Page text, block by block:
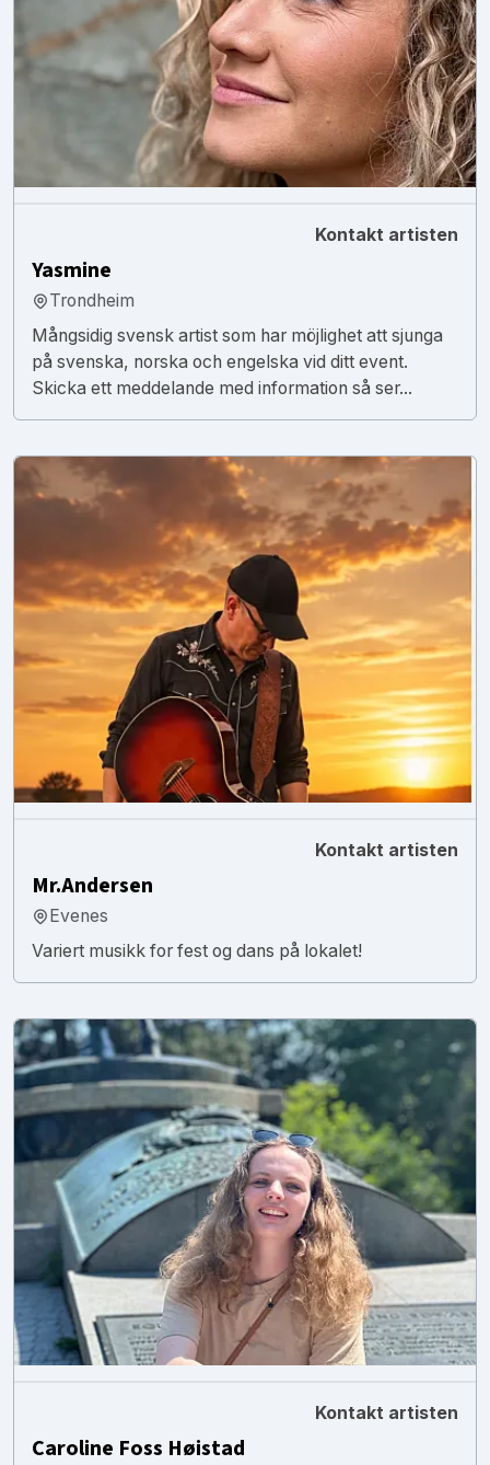
Kontakt artisten
Yasmine
Trondheim
Mångsidig svensk artist som har möjlighet att sjunga
på svenska, norska och engelska vid ditt event.
Skicka ett meddelande med information så ser...
Kontakt artisten
Mr.Andersen
Evenes
Variert musikk for fest og dans på lokalet!
Kontakt artisten
Caroline Foss Høistad